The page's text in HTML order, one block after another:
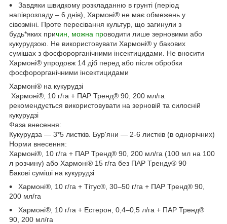
Завдяки швидкому розкладанню в грунті (період
напіврозпаду – 6 днів), Хармоні® не має обмежень у
сівозміні. Проте пересівання культур, що загинули з
будь*яких причин, можна проводити лише зерновими або
кукурудзою. Не використовувати Хармоні® у бакових
сумішах з фосфорорганічними інсектицидами. Не вносити
Хармоні® упродовж 14 діб перед або після обробки
фосфорорганічними інсектицидами
Хармоні® на кукурудзі
Хармоні®, 10 г/га + ПАР Тренд® 90, 200 мл/га
рекомендується використовувати на зерновій та силосній
кукурудзі
Фаза внесення:
Кукурудза — 3*5 листків. Бур'яни — 2-6 листків (в однорічних)
Норми внесення:
Хармоні®, 10 г/га + ПАР Тренд® 90, 200 мл/га (100 мл на 100
л розчину) або Хармоні® 15 г/га без ПАР Тренду® 90
Бакові суміші на кукурудзі
Хармоні®, 10 г/га + Тітус®, 30–50 г/га + ПАР Тренд® 90,
200 мл/га
Хармоні®, 10 г/га + Естерон, 0,4–0,5 л/га + ПАР Тренд®
90, 200 мл/га